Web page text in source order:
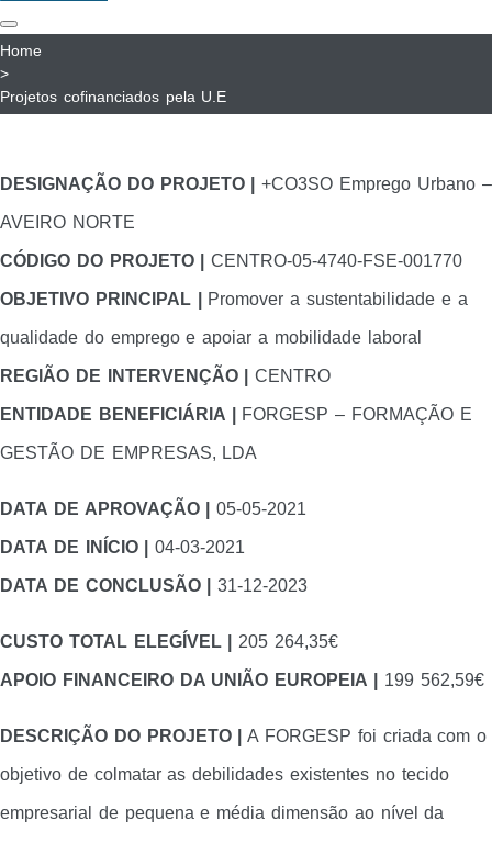
Home
>
Projetos cofinanciados pela U.E
cofinanciados
pela
U.E
DESIGNAÇÃO DO PROJETO | +CO3SO Emprego Urbano –
AVEIRO NORTE
CÓDIGO DO PROJETO |CENTRO-05-4740-FSE-001770
OBJETIVO PRINCIPAL | Promover a sustentabilidade e a
qualidade do emprego e apoiar a mobilidade laboral
REGIÃO DE INTERVENÇÃO |CENTRO
ENTIDADE BENEFICIÁRIA | FORGESP – FORMAÇÃO E
GESTÃO DE EMPRESAS, LDA
DATA DE APROVAÇÃO |05-05-2021
DATA DE INÍCIO |04-03-2021
DATA DE CONCLUSÃO |31-12-2023
CUSTO TOTAL ELEGÍVEL | 205 264,35€
APOIO FINANCEIRO DA UNIÃO EUROPEIA | 199 562,59€
DESCRIÇÃO DO PROJETO | A FORGESP foi criada com o
objetivo de colmatar as debilidades existentes no tecido
empresarial de pequena e média dimensão ao nível da